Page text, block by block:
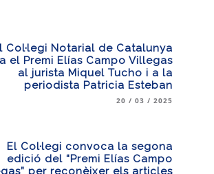
Col·legi Notarial de Catalunya
el Premi Elías Campo Villegas
al jurista Miquel Tucho i a la
periodista Patricia Esteban
20 / 03 / 2025
El Col·legi convoca la segona
edició del “Premi Elías Campo
per reconèixer els articles